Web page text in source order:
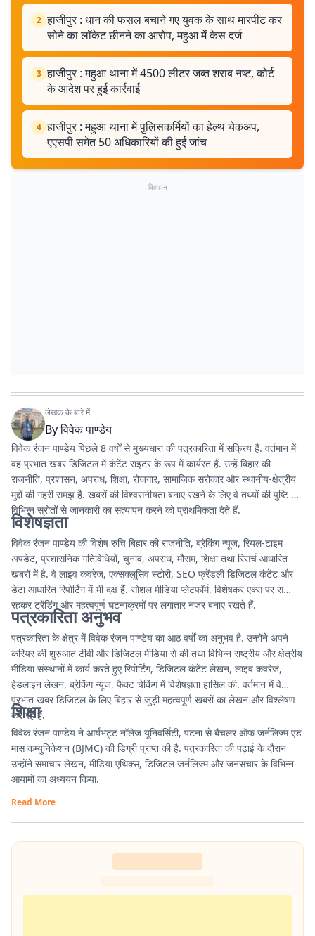
2 हाजीपुर : धान की फसल बचाने गए युवक के साथ मारपीट कर
सोने का लॉकेट छीनने का आरोप, महुआ में केस दर्ज
3 हाजीपुर : महुआ थाना में 4500 लीटर जब्त शराब नष्ट, कोर्ट
के आदेश पर हुई कार्रवाई
4 हाजीपुर : महुआ थाना में पुलिसकर्मियों का हेल्थ चेकअप,
एएसपी समेत 50 अधिकारियों की हुई जांच
विज्ञापन
लेखक के बारे में
Byविवेक पाण्डेय
विवेक रंजन पाण्डेय पिछले 8 वर्षों से मुख्यधारा की पत्रकारिता में सक्रिय हैं. वर्तमान में
वह प्रभात खबर डिजिटल में कंटेंट राइटर के रूप में कार्यरत हैं. उन्हें बिहार की
राजनीति, प्रशासन, अपराध, शिक्षा, रोजगार, सामाजिक सरोकार और स्थानीय-क्षेत्रीय
मुद्दों की गहरी समझ है. खबरों की विश्वसनीयता बनाए रखने के लिए वे तथ्यों की पुष्टि और
विभिन्न स्रोतों से जानकारी का सत्यापन करने को प्राथमिकता देते हैं.
विशेषज्ञता
विवेक रंजन पाण्डेय की विशेष रुचि बिहार की राजनीति, ब्रेकिंग न्यूज, रियल-टाइम
अपडेट, प्रशासनिक गतिविधियों, चुनाव, अपराध, मौसम, शिक्षा तथा रिसर्च आधारित
खबरों में है. वे लाइव कवरेज, एक्सक्लूसिव स्टोरी, SEO फ्रेंडली डिजिटल कंटेंट और
डेटा आधारित रिपोर्टिंग में भी दक्ष हैं. सोशल मीडिया प्लेटफॉर्म, विशेषकर एक्स पर सक्रिय
रहकर ट्रेंडिंग और महत्वपूर्ण घटनाक्रमों पर लगातार नजर बनाए रखते हैं.
पत्रकारिता अनुभव
पत्रकारिता के क्षेत्र में विवेक रंजन पाण्डेय का आठ वर्षों का अनुभव है. उन्होंने अपने
करियर की शुरुआत टीवी और डिजिटल मीडिया से की तथा विभिन्न राष्ट्रीय और क्षेत्रीय
मीडिया संस्थानों में कार्य करते हुए रिपोर्टिंग, डिजिटल कंटेंट लेखन, लाइव कवरेज,
हेडलाइन लेखन, ब्रेकिंग न्यूज, फैक्ट चेकिंग में विशेषज्ञता हासिल की. वर्तमान में वे
प्रभात खबर डिजिटल के लिए बिहार से जुड़ी महत्वपूर्ण खबरों का लेखन और विश्लेषण
कर रहे हैं.
शिक्षा
विवेक रंजन पाण्डेय ने आर्यभट्ट नॉलेज यूनिवर्सिटी, पटना से बैचलर ऑफ जर्नलिज्म एंड
मास कम्युनिकेशन (BJMC) की डिग्री प्राप्त की है. पत्रकारिता की पढ़ाई के दौरान
उन्होंने समाचार लेखन, मीडिया एथिक्स, डिजिटल जर्नलिज्म और जनसंचार के विभिन्न
आयामों का अध्ययन किया.
Read More